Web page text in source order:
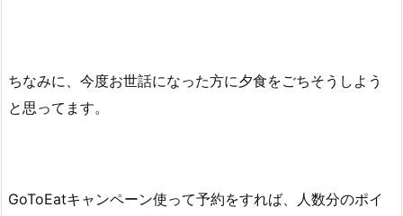
ちなみに、今度お世話になった方に夕食をごちそうしよう
と思ってます。
GoToEatキャンペーン使って予約をすれば、人数分のポイ